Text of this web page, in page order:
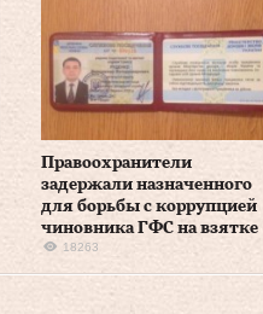
Правоохранители
задержали назначенного
для борьбы с коррупцией
чиновника ГФС на взятке
18263